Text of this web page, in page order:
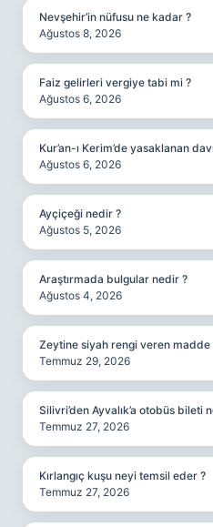
Nevşehir’in nüfusu ne kadar ?
Ağustos 8, 2026
Faiz gelirleri vergiye tabi mi ?
Ağustos 6, 2026
Kur’an-ı Kerim’de yasaklanan
Ağustos 6, 2026
Ayçiçeği nedir ?
Ağustos 5, 2026
Araştırmada bulgular nedir ?
Ağustos 4, 2026
Zeytine siyah rengi veren madde
Temmuz 29, 2026
Silivri’den Ayvalık’a otobüs bileti
Temmuz 27, 2026
Kırlangıç kuşu neyi temsil eder ?
Temmuz 27, 2026